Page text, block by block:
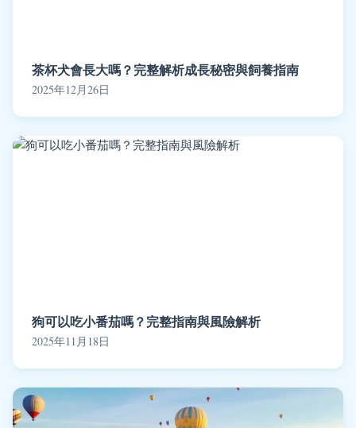
茶杯犬會長大嗎？完整解析成長秘密與飼養指南
2025年12月26日
狗可以吃小番茄嗎？完整指南與風險解析
2025年11月18日